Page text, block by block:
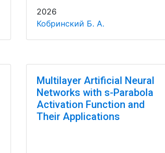
2026
Кобринский Б. А.
Multilayer Artificial Neural
Networks with s-Parabola
Activation Function and
Their Applications